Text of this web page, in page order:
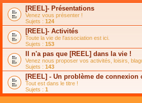
s
s
a
g
e
n
o
n
l
u
l
e
p
l
u
s
l
e
m
e
s
s
a
g
e
n
o
n
l
u
l
e
l
t
e
r
l
e
m
e
s
s
a
g
e
n
o
n
[REEL]- Présentations
Venez vous présenter !
Sujets : 124
[REEL]- Activités
Toute la vie de l'association est ici.
Sujets : 153
Il n'a pas que [REEL] dans la vie !
Venez nous proposer vos activités, loisirs,
Sujets : 143
[REEL] - Un problème de
Tout est dans le titre !
Sujets : 1